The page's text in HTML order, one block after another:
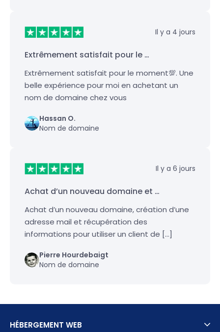
Il y a 4 jours
Extrêmement satisfait pour le …
Extrêmement satisfait pour le moment💯. Une
belle expérience pour moi en achetant un
nom de domaine chez vous
Hassan O.
Nom de domaine
Il y a 6 jours
Achat d’un nouveau domaine et …
Achat d’un nouveau domaine, création d’une
adresse mail et récupération des
informations pour utiliser un client de […]
Pierre Hourdebaigt
Nom de domaine
HÉBERGEMENT WEB